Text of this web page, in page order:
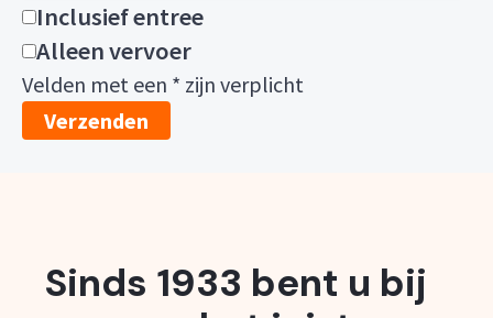
Inclusief entree
Alleen vervoer
Velden met een * zijn verplicht
Sinds 1933 bent u bij